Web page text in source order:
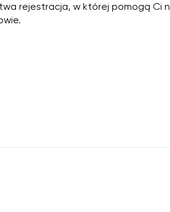
rejestracja, w której pomogą Ci